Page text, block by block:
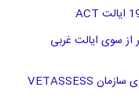
از سوی ایالت غربی